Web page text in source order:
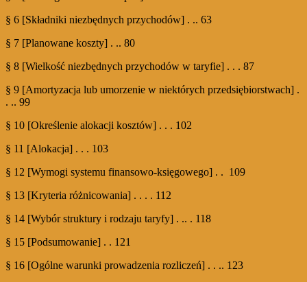
§ 6 [Składniki niezbędnych przychodów] . .. 63
§ 7 [Planowane koszty] . .. 80
§ 8 [Wielkość niezbędnych przychodów w taryfie] . . . 87
§ 9 [Amortyzacja lub umorzenie w niektórych przedsiębiorstwach] .
. .. 99
§ 10 [Określenie alokacji kosztów] . . . 102
§ 11 [Alokacja] . . . 103
§ 12 [Wymogi systemu finansowo-księgowego] . . 109
§ 13 [Kryteria różnicowania] . . . . 112
§ 14 [Wybór struktury i rodzaju taryfy] . .. . 118
§ 15 [Podsumowanie] . . 121
§ 16 [Ogólne warunki prowadzenia rozliczeń] . . .. 123